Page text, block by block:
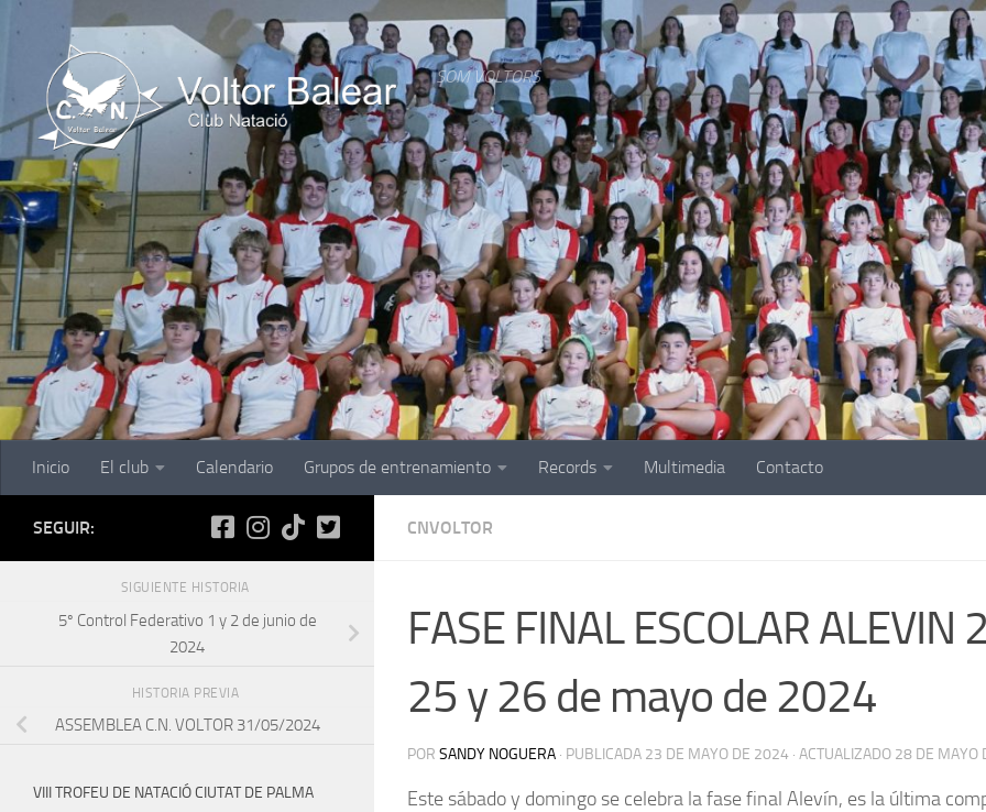
Saltar al contenido
SOM VOLTORS
Inicio El club Calendario Grupos de entrenamiento Records Multimedia Contacto
CNVOLTOR
FASE FINAL ESCOLAR
25 y 26 de mayo de 2024
POR SANDY NOGUERA · PUBLICADA 23 DE MAYO DE 2024 · ACTUALIZADO 28 DE MAYO
Este sábado y domingo se celebra la fase final Alevín, es la última
SEGUIR:
SIGUIENTE HISTORIA
5º Control Federativo 1 y 2 de junio de
2024
HISTORIA PREVIA
ASSEMBLEA C.N. VOLTOR 31/05/2024
VIII TROFEU DE NATACIÓ CIUTAT DE PALMA